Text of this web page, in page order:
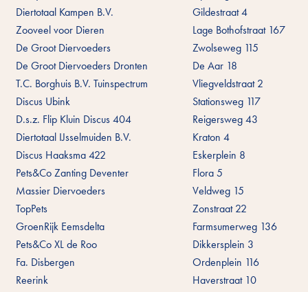
Diertotaal Kampen B.V.
Gildestraat 4
Zooveel voor Dieren
Lage Bothofstraat 167
De Groot Diervoeders
Zwolseweg 115
De Groot Diervoeders Dronten
De Aar 18
T.C. Borghuis B.V. Tuinspectrum
Vliegveldstraat 2
Discus Ubink
Stationsweg 117
D.s.z. Flip Kluin Discus 404
Reigersweg 43
Diertotaal IJsselmuiden B.V.
Kraton 4
Discus Haaksma 422
Eskerplein 8
Pets&Co Zanting Deventer
Flora 5
Massier Diervoeders
Veldweg 15
TopPets
Zonstraat 22
GroenRijk Eemsdelta
Farmsumerweg 136
Pets&Co XL de Roo
Dikkersplein 3
Fa. Disbergen
Ordenplein 116
Reerink
Haverstraat 10